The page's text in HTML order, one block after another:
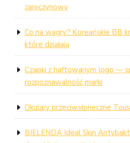
zaręczynowy
Co na wagry? Koreańskie BB
które działają
Czapki z haftowanym logo —
rozpoznawalność marki
Okulary przeciwsłoneczne
BIELENDA Ideal Skin